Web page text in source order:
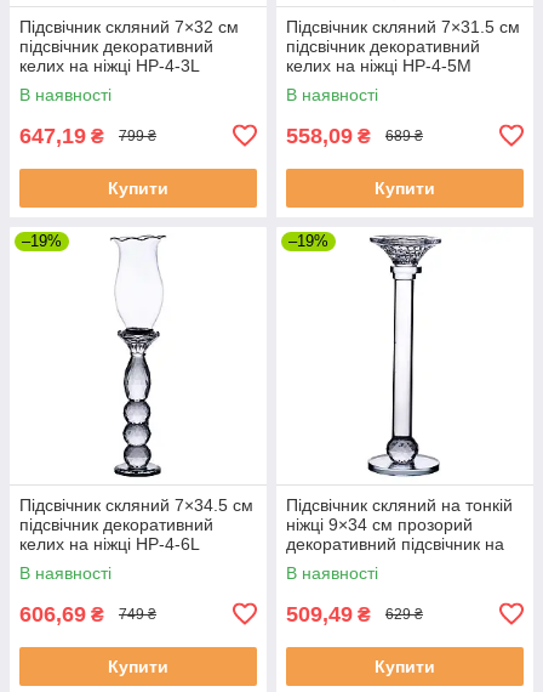
Підсвічник скляний 7×32 см
підсвічник декоративний
келих на ніжці HP-4-3L
В наявності
647,19 ₴ 799 ₴
Купити
Підсвічник скляний 7×31.5 см
підсвічник декоративний
келих на ніжці HP-4-5M
В наявності
558,09 ₴ 689 ₴
Купити
–19%
Підсвічник скляний 7×34.5 см
підсвічник декоративний
келих на ніжці HP-4-6L
В наявності
606,69 ₴ 749 ₴
Купити
–19%
Підсвічник скляний на тонкій
ніжці 9×34 см прозорий
декоративний підсвічник на
стіл HP-4-8M
В наявності
509,49 ₴ 629 ₴
Купити